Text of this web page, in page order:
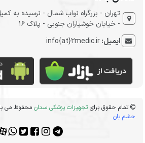
تهران - بزرگراه نواب شمال - نرسیده به
- خیابان خوشیاران جنوبی - پلاک 16
ایمیل:info{at}2medic.ir
تمام حقوق برایتجهیزات پزشکی سدان محفوظ می
حشم بان